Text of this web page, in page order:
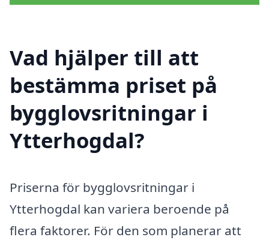
Vad hjälper till att
bestämma priset på
bygglovsritningar i
Ytterhogdal?
Priserna för bygglovsritningar i
Ytterhogdal kan variera beroende på
flera faktorer. För den som planerar att